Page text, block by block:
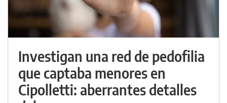
Investigan una red de pedofilia
que captaba menores en
Cipolletti: aberrantes detalles